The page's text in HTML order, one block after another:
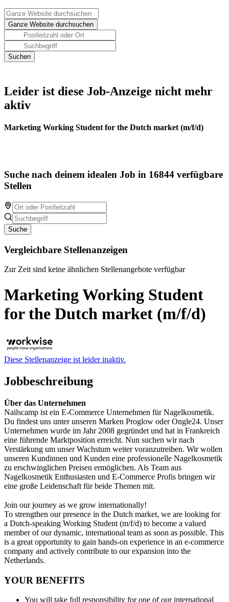
Leider ist diese Job-Anzeige nicht mehr
aktiv
Marketing Working Student for the Dutch market (m/f/d)
Suche nach deinem idealen Job in 16844 verfügbare
Stellen
Suche
Vergleichbare Stellenanzeigen
Zur Zeit sind keine ähnlichen Stellenangebote verfügbar
Marketing Working Student
for the Dutch market (m/f/d)
Diese Stellenanzeige ist leider inaktiv.
Jobbeschreibung
Über das Unternehmen
Nailscamp ist ein E-Commerce Unternehmen für Nagelkosmetik.
Du findest uns unter unseren Marken Proglow oder Ongle24. Unser
Unternehmen wurde im Jahr 2008 gegründet und hat in Frankreich
eine führende Marktposition erreicht. Nun suchen wir nach
Verstärkung um unser Wachstum weiter voranzutreiben. Wir wollen
unseren Kundinnen und Kunden eine professionelle Nagelkosmetik
zu erschwinglichen Preisen ermöglichen. Als Team aus
Nagelkosmetik Enthusiasten und E-Commerce Profis bringen wir
eine große Leidenschaft für beide Themen mit.
Join our journey as we grow internationally!
To strengthen our presence in the Dutch market, we are looking for
a Dutch-speaking Working Student (m/f/d) to become a valued
member of our dynamic, international team as soon as possible. This
is a great opportunity to gain hands-on experience in an e-commerce
company and actively contribute to our expansion into the
Netherlands.
YOUR BENEFITS
You will take full responsibility for one of our international